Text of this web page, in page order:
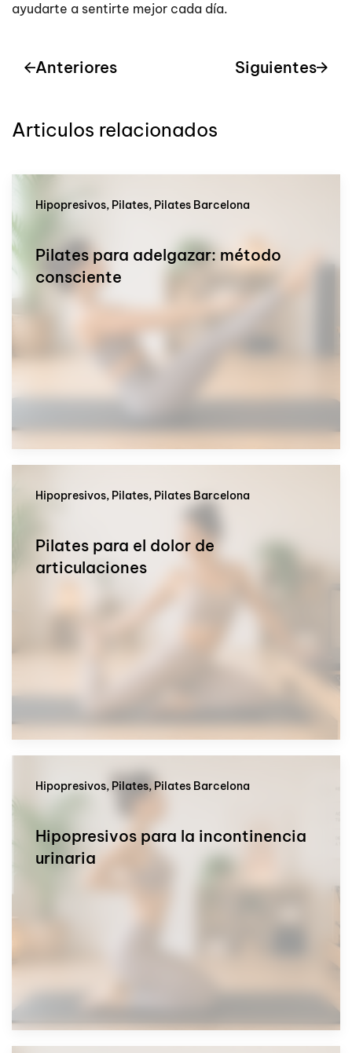
ayudarte a sentirte mejor cada día.
Anteriores Siguientes
Articulos relacionados
Hipopresivos, Pilates, Pilates Barcelona
Pilates para adelgazar: método
consciente
Hipopresivos, Pilates, Pilates Barcelona
Pilates para el dolor de
articulaciones
Hipopresivos, Pilates, Pilates Barcelona
Hipopresivos para la incontinencia
urinaria